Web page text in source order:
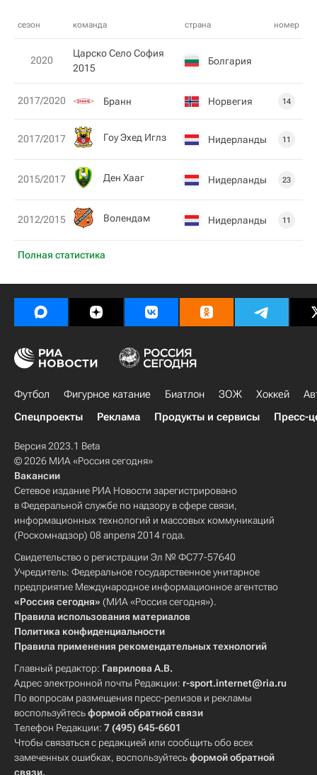
сезон команда страна номер
Полная статистика
2020
Царско Село София
2015
Болгария
2017/2020 Бранн Норвегия 14
2017/2017 Гоу Эхед Иглз Нидерланды 11
2015/2017 Ден Хааг Нидерланды 23
2012/2015 Волендам Нидерланды 11
Футбол Фигурное катание Биатлон ЗОЖ Хоккей
Спецпроекты
Реклама Продукты и сервисы Пресс-
Версия 2023.1 Beta
© 2026 МИА «Россия сегодня»
Вакансии
Сетевое издание РИА Новости зарегистрировано
в Федеральной службе по надзору в сфере связи,
информационных технологий и массовых коммуникаций
(Роскомнадзор) 08 апреля 2014 года.
Свидетельство о регистрации Эл № ФС77-57640
Учредитель: Федеральное государственное унитарное
предприятие Международное информационное агентство
«Россия сегодня» (МИА «Россия сегодня»).
Правила использования материалов
Политика конфиденциальности
Правила применения рекомендательных технологий
Главный редактор: Гаврилова А.В.
Адрес электронной почты Редакции: r-sport.internet@ria.ru
По вопросам размещения пресс-релизов и рекламы
воспользуйтесьформой обратной связи
Телефон Редакции: 7 (495) 645-6601
Чтобы связаться с редакцией или сообщить обо всех
замеченных ошибках, воспользуйтесьформой обратной
связи.